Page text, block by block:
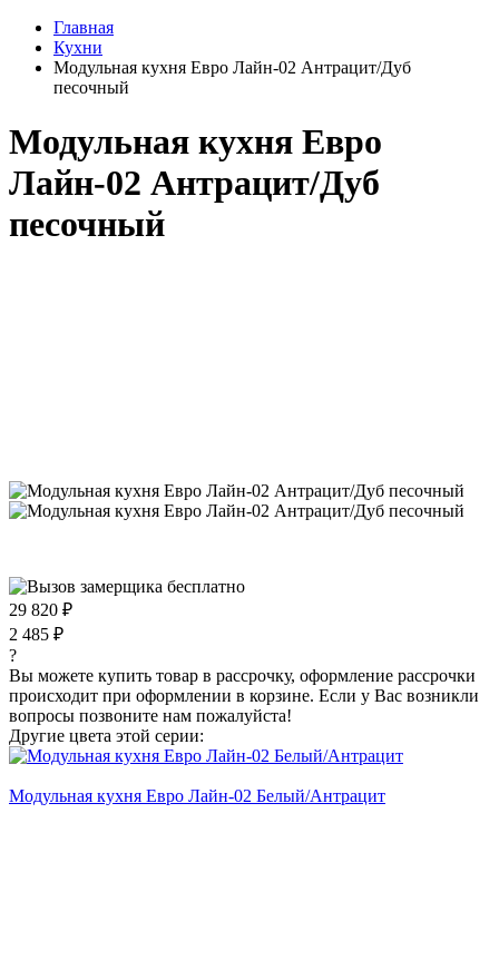
Главная
Кухни
Модульная кухня Евро Лайн-02 Антрацит/Дуб
песочный
Модульная кухня Евро
Лайн-02 Антрацит/Дуб
песочный
29 820 ₽
2 485 ₽
?
Вы можете купить товар в рассрочку, оформление рассрочки
происходит при оформлении в корзине. Если у Вас возникли
вопросы позвоните нам пожалуйста!
Другие цвета этой серии:
Модульная кухня Евро Лайн-02 Белый/Антрацит